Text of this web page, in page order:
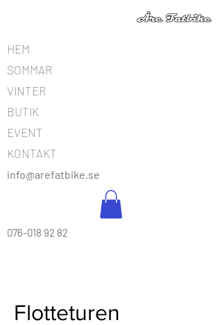
info@arefatbike.se
SOMMAR
BUTIK
076-018 92 82
VINTER
EVENT
KONTAKT
HEM
Flotteturen